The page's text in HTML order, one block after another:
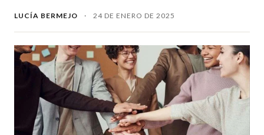
LUCÍA BERMEJO · 24 DE ENERO DE 2025